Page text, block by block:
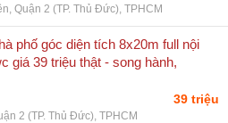
Quận 2 (TP. Thủ Đức), TPHCM
phố góc diện tích 8x20m full nội
giá 39 triệu thật - song hành,
quận 2 (tp. thủ đức), tphcm
39 triệu
2 (TP. Thủ Đức), TPHCM